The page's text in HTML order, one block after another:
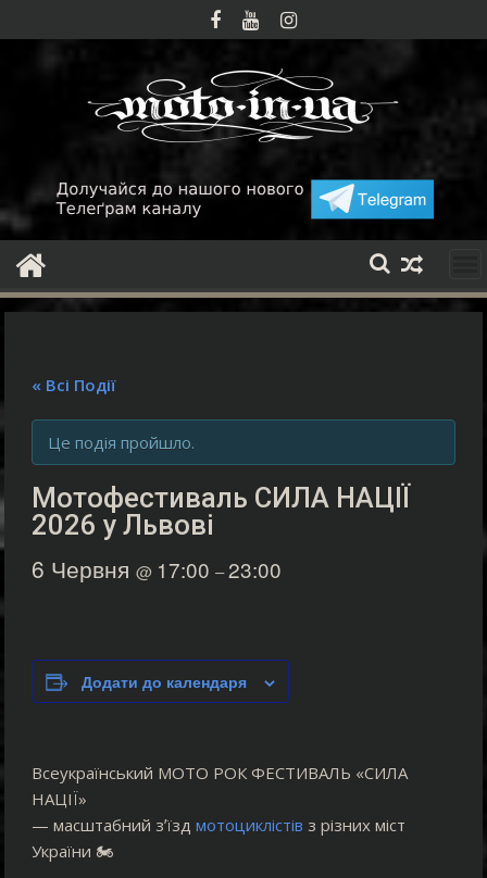
to
« Всі Події
Це подія пройшло.
Мотофестиваль СИЛА НАЦІЇ
2026 у Львові
6 Червня@ 17:00–23:00
Додати до календаря
Всеукраїнський МОТО РОК ФЕСТИВАЛЬ «СИЛА
НАЦІЇ»
— масштабний зʼїздмотоциклістів з різних міст
України 🏍️